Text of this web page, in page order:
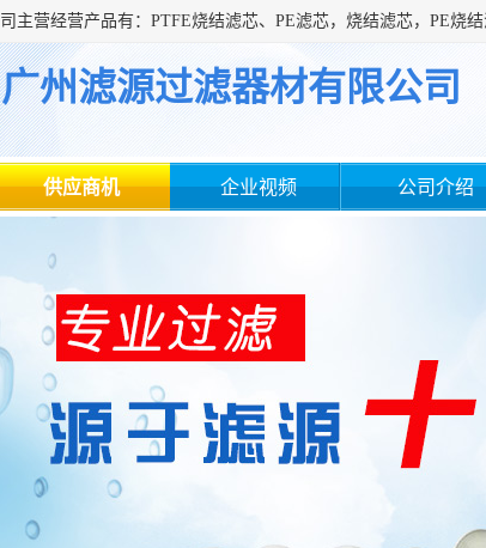
广州滤源过滤器材有限公司
供应商机 企业视频 公司介绍